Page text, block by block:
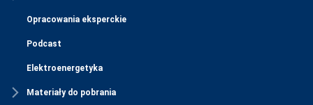
Opracowania eksperckie
Podcast
Elektroenergetyka
Materiały do pobrania